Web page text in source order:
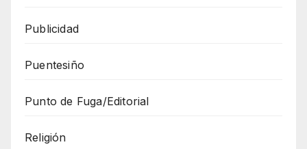
Publicidad
Puentesiño
Punto de Fuga/Editorial
Religión